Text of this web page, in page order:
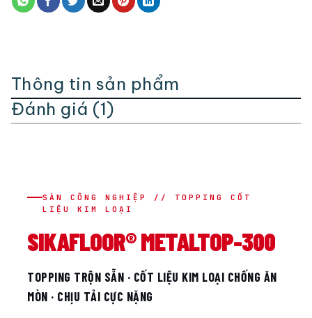
Thông tin sản phẩm
Đánh giá (1)
SÀN CÔNG NGHIỆP // TOPPING CỐT
LIỆU KIM LOẠI
SIKAFLOOR® METALTOP-300
TOPPING TRỘN SẴN · CỐT LIỆU KIM LOẠI CHỐNG ĂN
MÒN · CHỊU TẢI CỰC NẶNG